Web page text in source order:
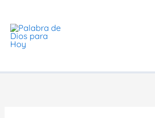
contenido